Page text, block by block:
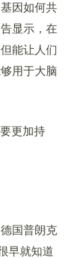
因如何共
显示，在
能让人们
用于大脑
更加持
国普朗克
早就知道